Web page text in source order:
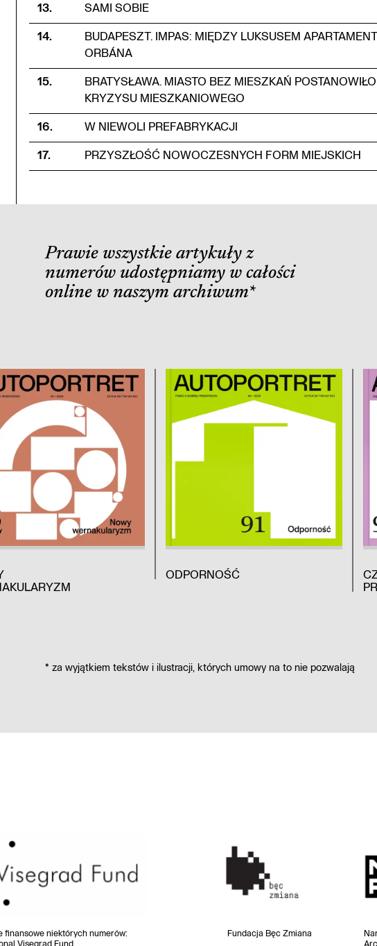
13. SAMI SOBIE
14.
BUDAPESZT. IMPAS: MIĘDZY LUKSUSEM
ORBÁNA
15.
BRATYSŁAWA. MIASTO BEZ MIESZKAŃ
KRYZYSU MIESZKANIOWEGO
16. W NIEWOLI PREFABRYKACJI
17. PRZYSZŁOŚĆ NOWOCZESNYCH FORM MIEJSKICH
Prawie wszystkie artykuły z
numerów udostępniamy w całości
online w naszym archiwum*
ODPORNOŚĆ
*za wyjątkiem tekstów i ilustracji, których umowy na to nie pozwalają
finansowe niektórych numerów:
Visegrad Fund
Fundacja Bęc Zmiana